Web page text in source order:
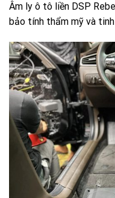
Âm ly ô tô liền DSP
bảo tính thẩm mỹ và tinh